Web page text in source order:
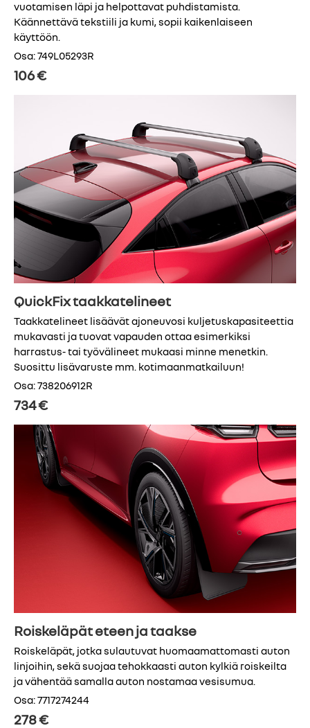
vuotamisen läpi ja helpottavat puhdistamista.
Käännettävä tekstiili ja kumi, sopii kaikenlaiseen
käyttöön.
Osa: 749L05293R
106 €
QuickFix taakkatelineet
Taakkatelineet lisäävät ajoneuvosi kuljetuskapasiteettia
mukavasti ja tuovat vapauden ottaa esimerkiksi
harrastus- tai työvälineet mukaasi minne menetkin.
Suosittu lisävaruste mm. kotimaanmatkailuun!
Osa: 738206912R
734 €
Roiskeläpät eteen ja taakse
Roiskeläpät, jotka sulautuvat huomaamattomasti auton
linjoihin, sekä suojaa tehokkaasti auton kylkiä roiskeilta
ja vähentää samalla auton nostamaa vesisumua.
Osa: 7717274244
278 €